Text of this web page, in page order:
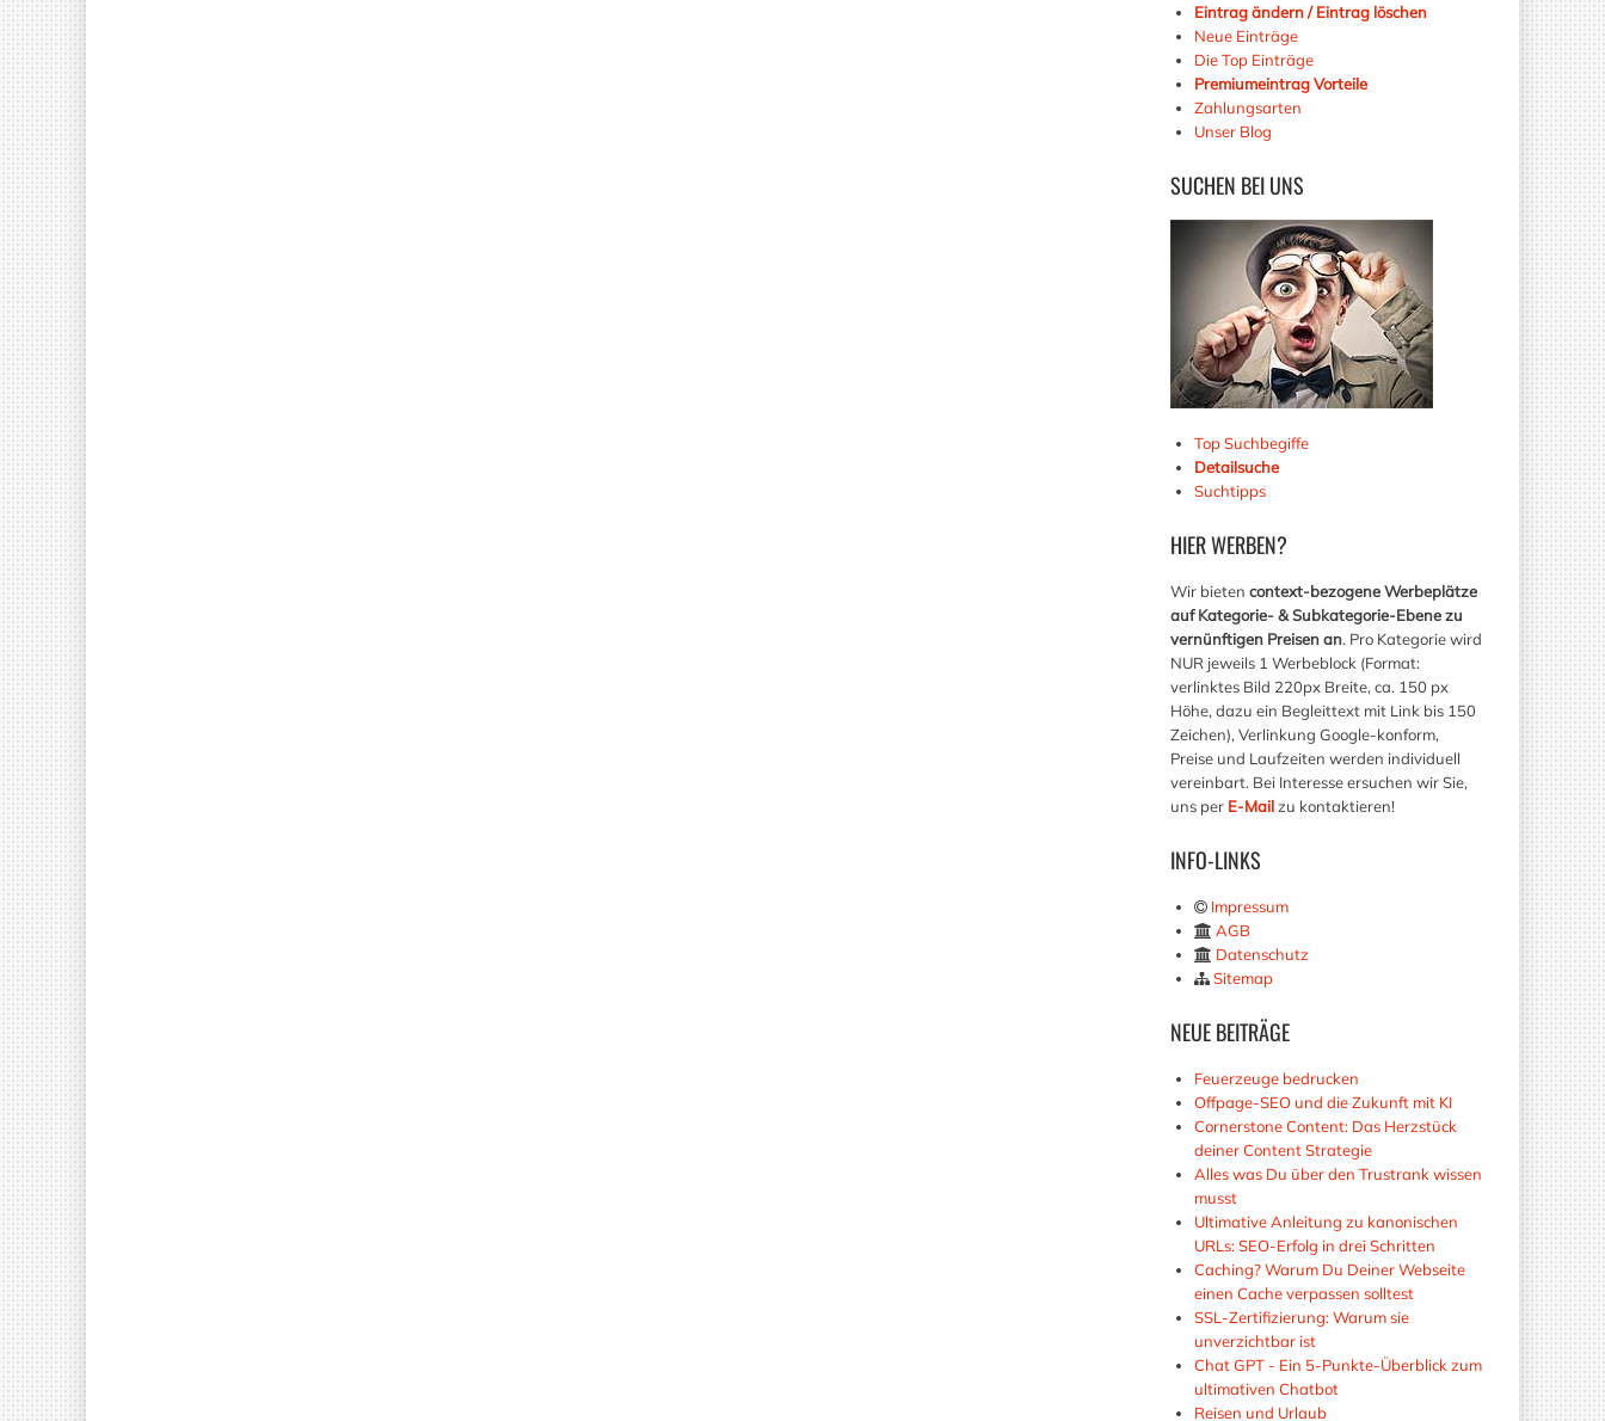
Eintrag ändern / Eintrag löschen
Neue Einträge
Die Top Einträge
Premiumeintrag Vorteile
Zahlungsarten
Unser Blog
SUCHEN BEI UNS
Top Suchbegiffe
Detailsuche
Suchtipps
HIERWERBEN?
Wir bieten context-bezogene Werbeplätze
auf Kategorie- & Subkategorie-Ebene zu
vernünftigen Preisen an. Pro Kategorie wird
NUR jeweils 1 Werbeblock (Format:
verlinktes Bild 220px Breite, ca. 150 px
Höhe, dazu ein Begleittext mit Link bis 150
Zeichen), Verlinkung Google-konform,
Preise und Laufzeiten werden individuell
vereinbart. Bei Interesse ersuchen wir Sie,
uns per E-Mailzu kontaktieren!
INFO-LINKS
Impressum
AGB
Datenschutz
Sitemap
NEUEBEITRÄGE
Feuerzeuge bedrucken
Offpage-SEO und die Zukunft mit KI
Cornerstone Content: Das Herzstück
deiner Content Strategie
Alles was Du über den Trustrank wissen
musst
Ultimative Anleitung zu kanonischen
URLs: SEO-Erfolg in drei Schritten
Caching? Warum Du Deiner Webseite
einen Cache verpassen solltest
SSL-Zertifizierung: Warum sie
unverzichtbar ist
Chat GPT - Ein 5-Punkte-Überblick zum
ultimativen Chatbot
Reisen und Urlaub